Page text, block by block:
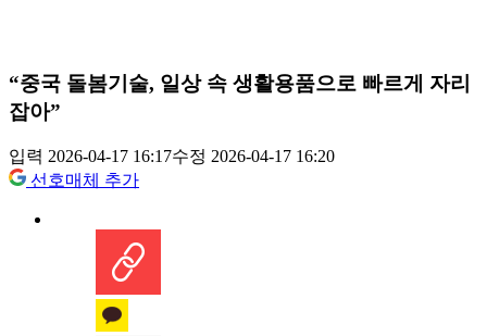
“중국 돌봄기술, 일상 속 생활용품으로 빠르게 자리
잡아”
입력 2026-04-17 16:17수정 2026-04-17 16:20
선호매체 추가